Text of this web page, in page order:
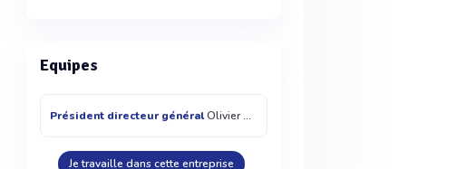
Equipes
Président directeur généralOlivier DUSOTOIT
Je travaille dans cette entreprise